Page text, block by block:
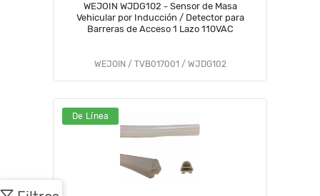
WEJOIN WJDG102 - Sensor de Masa
Vehicular por Inducción / Detector para
Barreras de Acceso 1 Lazo 110VAC
WEJOIN / TVB017001 / WJDG102
De Línea